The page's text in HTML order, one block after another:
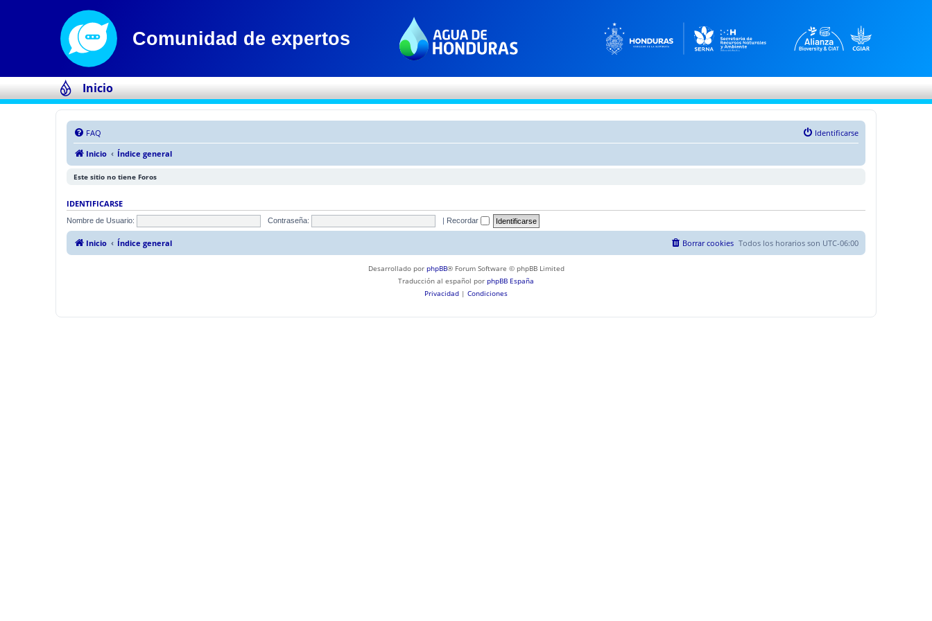
Inicio
FAQ
Identificarse
Inicio
Índice general
Este sitio no tiene Foros
IDENTIFICARSE
Nombre de Usuario: Contraseña: | Recordar
Inicio Índice general Todos los horarios son UTC-06:00
Borrar cookies
Desarrollado por phpBB® Forum Software © phpBB Limited
Traducción al español por phpBB España
Privacidad | Condiciones